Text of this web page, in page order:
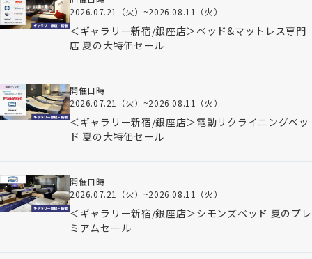
2026.07.21（火） ~2026.08.11（火）
＜ギャラリー新宿/銀座店＞ベッド&マットレス専門
店 夏の大特価セール
開催日時｜
2026.07.21（火） ~2026.08.11（火）
＜ギャラリー新宿/銀座店＞電動リクライニングベッ
ド 夏の大特価セール
開催日時｜
2026.07.21（火） ~2026.08.11（火）
＜ギャラリー新宿/銀座店＞シモンズベッド 夏のプレ
ミアムセール